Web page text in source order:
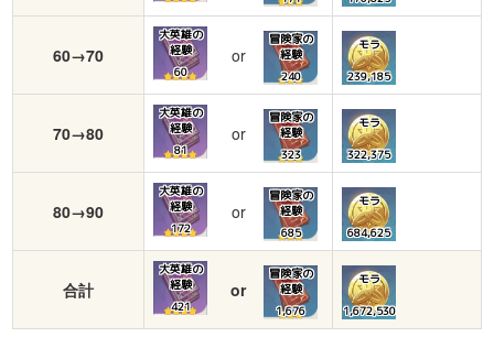
60→70
大英雄の
経験
60
or
冒険家の
経験
240
モラ
239,185
70→80
大英雄の
経験
81
or
冒険家の
経験
323
モラ
322,375
80→90
大英雄の
経験
172
or
冒険家の
経験
685
モラ
684,625
合計
大英雄の
経験
421
or
冒険家の
経験
1,676
モラ
1,672,530